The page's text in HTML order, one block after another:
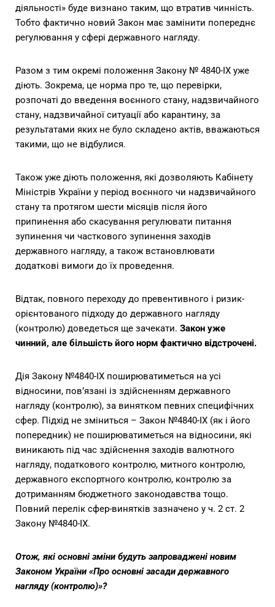
діяльності» буде визнано таким, що втратив чинність.
Тобто фактично новий Закон має замінити попереднє
регулювання у сфері державного нагляду.
Разом з тим окремі положення Закону № 4840-IX уже
діють. Зокрема, це норма про те, що перевірки,
розпочаті до введення воєнного стану, надзвичайного
стану, надзвичайної ситуації або карантину, за
результатами яких не було складено актів, вважаються
такими, що не відбулися.
Також уже діють положення, які дозволяють Кабінету
Міністрів України у період воєнного чи надзвичайного
стану та протягом шести місяців після його
припинення або скасування регулювати питання
зупинення чи часткового зупинення заходів
державного нагляду, а також встановлювати
додаткові вимоги до їх проведення.
Відтак, повного переходу до превентивного і ризик-
орієнтованого підходу до державного нагляду
(контролю) доведеться ще зачекати. Закон уже
чинний, але більшість його норм фактично відстрочені.
Дія Закону №4840-IX поширюватиметься на усі
відносини, пов’язані із здійсненням державного
нагляду (контролю), за винятком певних специфічних
сфер. Підхід не зміниться – Закон №4840-IX (як і його
попередник) не поширюватиметься на відносини, які
виникають під час здійснення заходів валютного
нагляду, податкового контролю, митного контролю,
державного експортного контролю, контролю за
дотриманням бюджетного законодавства тощо.
Повний перелік сфер-винятків зазначено у ч. 2 ст. 2
Закону №4840-IX.
Отож, які основні зміни будуть запроваджені новим
Законом України «Про основні засади державного
нагляду (контролю)»?